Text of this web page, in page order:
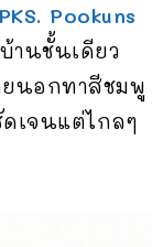
PKS. Pookuns
านชั้นเดียว
นอกทาสีชมพู
เจนแต่ไกลๆ